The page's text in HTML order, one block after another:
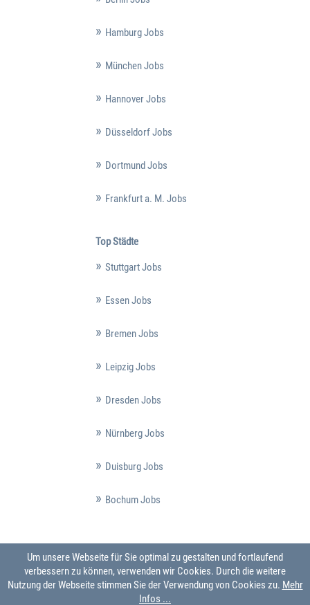
Hamburg Jobs
München Jobs
Hannover Jobs
Düsseldorf Jobs
Dortmund Jobs
Frankfurt a. M. Jobs
Top Städte
Stuttgart Jobs
Essen Jobs
Bremen Jobs
Leipzig Jobs
Dresden Jobs
Nürnberg Jobs
Duisburg Jobs
Bochum Jobs
Um unsere Webseite für Sie optimal zu gestalten und fortlaufend
verbessern zu können, verwenden wir Cookies. Durch die weitere
Nutzung der Webseite stimmen Sie der Verwendung von Cookies zu. Mehr
Infos ...